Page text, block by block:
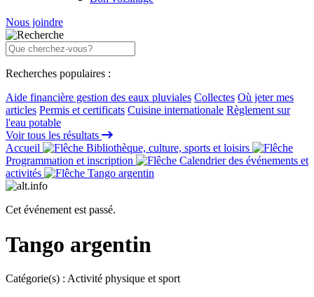
Nous joindre
Recherches populaires :
Aide financière gestion des eaux pluviales Collectes Où jeter mes
articles Permis et certificats Cuisine internationale Règlement sur
l'eau potable
Voir tous les résultats
Accueil
Bibliothèque, culture, sports et loisirs
Programmation et inscription
Calendrier des événements et
activités
Tango argentin
Cet événement est passé.
Tango argentin
Catégorie(s) : Activité physique et sport